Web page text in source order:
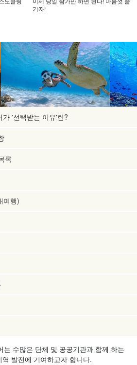
기자!
가 '선택받는 이유'란?
록
여행)
는 수많은 단체 및 공공기관과 함께 하는
역 발전에 기여하고자 합니다.